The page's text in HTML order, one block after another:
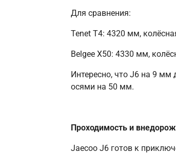
Для сравнения:
Tenet T4: 4320 мм,
Belgee X50: 4330 мм,
Интересно, что J6 на 9 мм
осями на 50 мм.
Проходимость и
Jaecoo J6 готов к